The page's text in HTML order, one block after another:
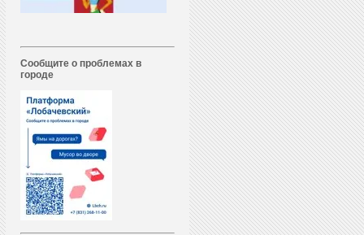
Сообщите о проблемах в
городе